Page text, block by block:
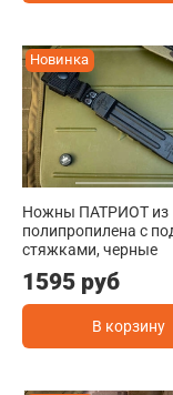
Новинка
Ножны ПАТРИОТ из
полипропилена с
стяжками, черные
1595 руб
В корзину